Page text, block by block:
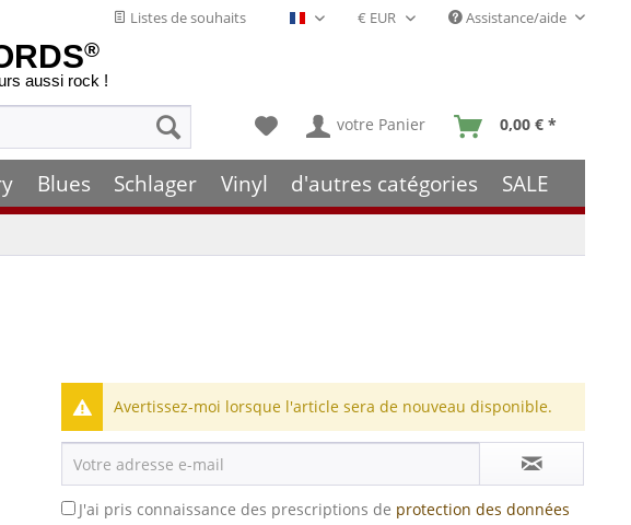
Listes de souhaits Français- FR Assistance/aide
®
aussi rock !
votre Panier 0,00 € *
Blues Schlager Vinyl d'autres catégories SALE
Avertissez-moi lorsque l'article sera de nouveau disponible.
J'ai pris connaissance des prescriptions de protection des données